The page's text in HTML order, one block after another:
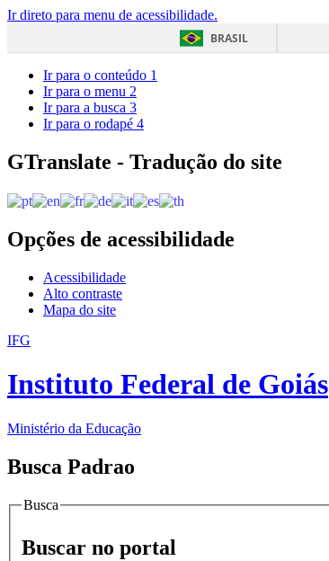
Ir direto para menu de acessibilidade.
BRASIL
Ir para o conteúdo 1
Ir para o menu 2
Ir para a busca 3
Ir para o rodapé 4
GTranslate - Tradução do site
Opções de acessibilidade
Acessibilidade
Alto contraste
Mapa do site
IFG
Instituto Federal de Goiás
Ministério da Educação
Busca Padrao
Busca
Buscar no portal